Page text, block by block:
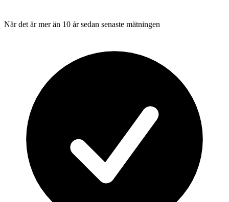
När det är mer än 10 år sedan senaste mätningen